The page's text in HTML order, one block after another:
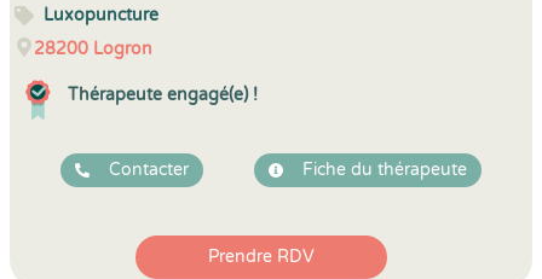
Luxopuncture
28200 Logron
Thérapeute engagé(e) !
Contacter Fiche du thérapeute
Prendre RDV